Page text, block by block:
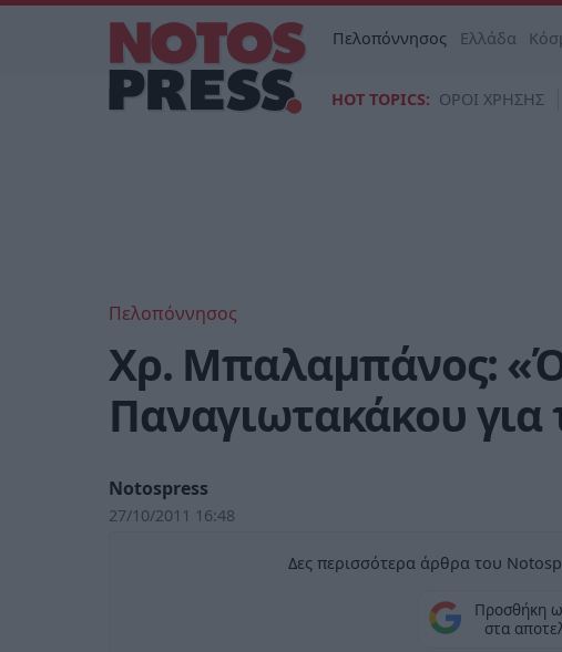
Πελοπόννησος Ελλάδα
HOT TOPICS: ΟΡΟΙ ΧΡΗΣΗΣ
Πελοπόννησος
Χρ. Μπαλαμπάνος:
Παναγιωτακάκου για
Notospress
27/10/2011 16:48
Δες περισσότερα άρθρα του
Προσθήκη
στα